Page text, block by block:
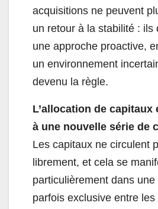
acquisitions ne peuvent
un retour à la stabilité : ils
une approche proactive,
un environnement
devenu la règle.
L’allocation de capitaux
à une nouvelle série de
Les capitaux ne circulent
librement, et cela se
particulièrement dans
parfois exclusive entre les